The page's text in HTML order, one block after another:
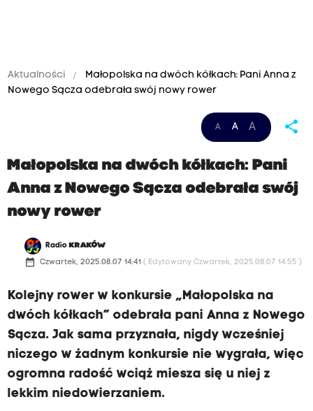
Aktualności
Małopolska na dwóch kółkach: Pani Anna z
Nowego Sącza odebrała swój nowy rower
A A A share
Małopolska na dwóch kółkach: Pani
Anna z Nowego Sącza odebrała swój
nowy rower
Radio KRAKÓW
date_range Czwartek, 2025.08.07 14:41 ( Edytowany Czwartek, 2025.08.07 14:55 )
Kolejny rower w konkursie „Małopolska na
dwóch kółkach” odebrała pani Anna z Nowego
Sącza. Jak sama przyznała, nigdy wcześniej
niczego w żadnym konkursie nie wygrała, więc
ogromna radość wciąż miesza się u niej z
lekkim niedowierzaniem.